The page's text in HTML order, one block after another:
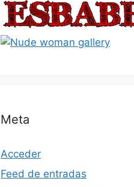
Meta
Acceder
Feed de entradas